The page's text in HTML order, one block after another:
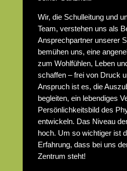
Wir, die Schulleitung und
Team, verstehen uns als
Ansprechpartner unserer
bemühen uns, eine
zum Wohlfühlen, Leben
schaffen – frei von Druck
Anspruch ist es, die
begleiten, ein lebendiges
Persönlichkeitsbild des
entwickeln. Das Niveau
hoch. Um so wichtiger ist
Erfahrung, dass bei uns
Zentrum steht!